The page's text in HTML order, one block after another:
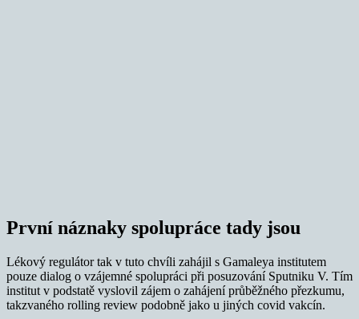
První náznaky spolupráce tady jsou
Lékový regulátor tak v tuto chvíli zahájil s Gamaleya institutem
pouze dialog o vzájemné spolupráci při posuzování Sputniku V. Tím
institut v podstatě vyslovil zájem o zahájení průběžného přezkumu,
takzvaného rolling review podobně jako u jiných covid vakcín.